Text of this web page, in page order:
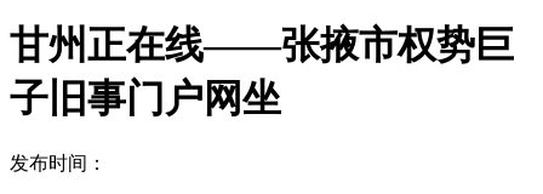
甘州正在线——张掖市权势巨
子旧事门户网坐
发布时间：